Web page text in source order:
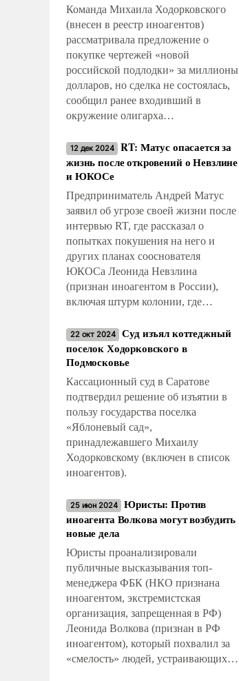
Команда Михаила Ходорковского
(внесен в реестр иноагентов)
рассматривала предложение о
покупке чертежей «новой
российской подлодки» за миллионы
долларов, но сделка не состоялась,
сообщил ранее входивший в
окружение олигарха
12 дек 2024
RT: Матус опасается за
жизнь после откровений о Невзлине
и ЮКОСе
Предприниматель Андрей Матус
заявил об угрозе своей жизни после
интервью RT, где рассказал о
попытках покушения на него и
других планах сооснователя
ЮКОСа Леонида Невзлина
(признан иноагентом в России),
включая штурм колонии, где
22 окт 2024
Суд изъял коттеджный
поселок Ходорковского в
Подмосковье
Кассационный суд в Саратове
подтвердил решение об изъятии в
пользу государства поселка
«Яблоневый сад»,
принадлежавшего Михаилу
Ходорковскому (включен в список
иноагентов).
25 июн 2024
Юристы: Против
иноагента Волкова могут возбудить
новые дела
Юристы проанализировали
публичные высказывания топ-
менеджера ФБК (НКО признана
иноагентом, экстремистская
организация, запрещенная в РФ)
Леонида Волкова (признан в РФ
иноагентом), который похвалил за
«смелость» людей, устраивающих в